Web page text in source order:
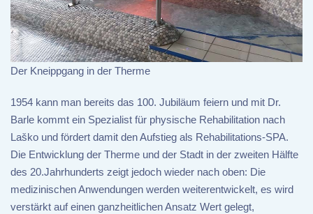
Der Kneippgang in der Therme
1954 kann man bereits das 100. Jubiläum feiern und mit Dr.
Barle kommt ein Spezialist für physische Rehabilitation nach
Laško und fördert damit den Aufstieg als Rehabilitations-SPA.
Die Entwicklung der Therme und der Stadt in der zweiten Hälfte
des 20.Jahrhunderts zeigt jedoch wieder nach oben: Die
medizinischen Anwendungen werden weiterentwickelt, es wird
verstärkt auf einen ganzheitlichen Ansatz Wert gelegt,